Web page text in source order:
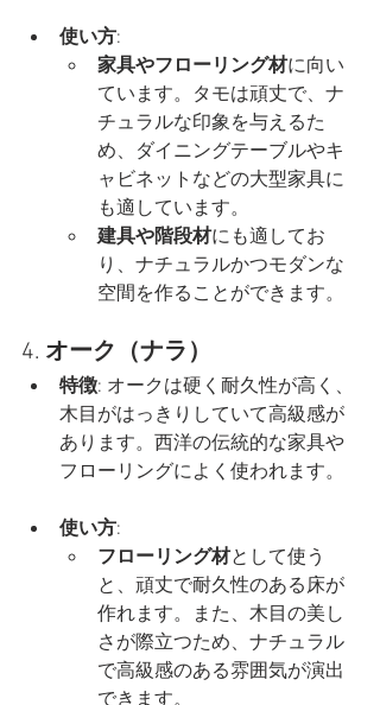
使い方:
家具やフローリング材に向い
ています。タモは頑丈で、ナ
チュラルな印象を与えるた
め、ダイニングテーブルやキ
ャビネットなどの大型家具に
も適しています。
建具や階段材にも適してお
り、ナチュラルかつモダンな
空間を作ることができます。
4. オーク（ナラ）
特徴: オークは硬く耐久性が高く、
木目がはっきりしていて高級感が
あります。西洋の伝統的な家具や
フローリングによく使われます。
使い方:
フローリング材として使う
と、頑丈で耐久性のある床が
作れます。また、木目の美し
さが際立つため、ナチュラル
で高級感のある雰囲気が演出
できます。